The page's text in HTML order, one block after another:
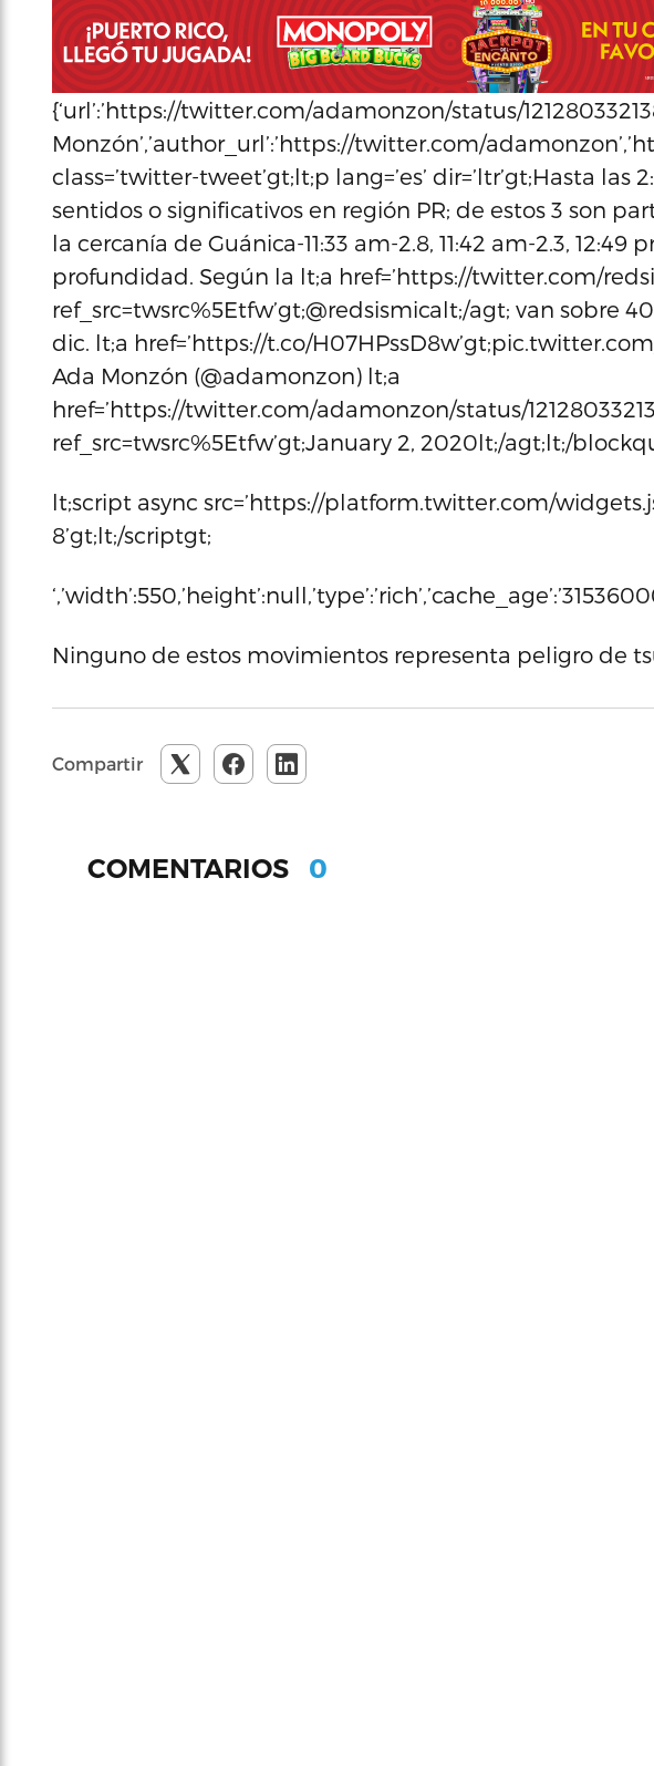
{‘url’:’https://twitter.com/adamonzon/status/
Monzón’,’author_url’:’https://twitter.com/
class=’twitter-tweet’gt;lt;p lang=’es’ dir=’ltr’gt;Hasta las
sentidos o significativos en región PR; de estos 3 son
la cercanía de Guánica-11:33 am-2.8, 11:42 am-2.3, 12:49
profundidad. Según la lt;a href=’https://twitter.com/
ref_src=twsrc%5Etfw’gt;@redsismicalt;/agt; van sobre
dic. lt;a href=’https://t.co/
Ada Monzón (@adamonzon) lt;a
href=’https://twitter.com/adamonzon/status/
ref_src=twsrc%5Etfw’gt;January 2, 2020lt;/agt;lt;/
lt;script async src=’https://platform.twitter.com/
8’gt;lt;/scriptgt;
Ninguno de estos movimientos representa peligro de
Compartir
COMENTARIOS 0